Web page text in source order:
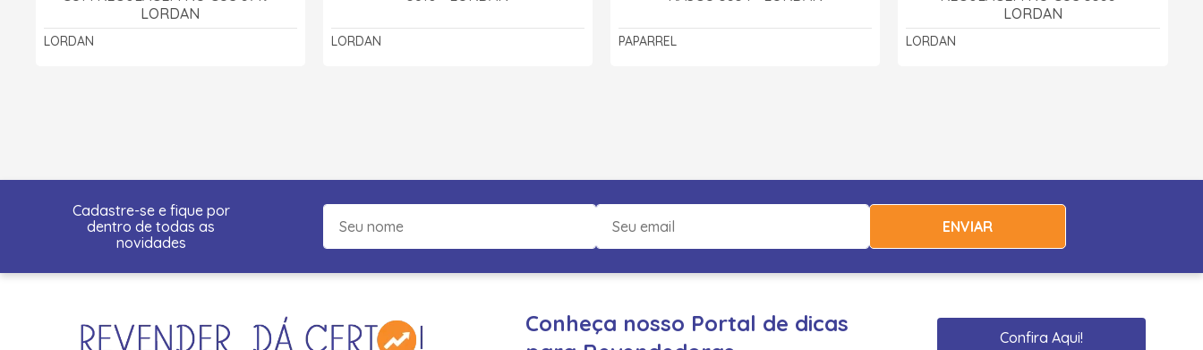
LORDAN
LORDAN LORDAN PAPARREL
LORDAN
LORDAN
Cadastre-se e fique por
dentro de todas as
novidades
ENVIAR
Conheça nosso Portal de dicas
Confira Aqui!